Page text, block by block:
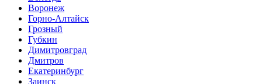
Воронеж
Горно-Алтайск
Грозный
Губкин
Димитровград
Дмитров
Екатеринбург
Заинск